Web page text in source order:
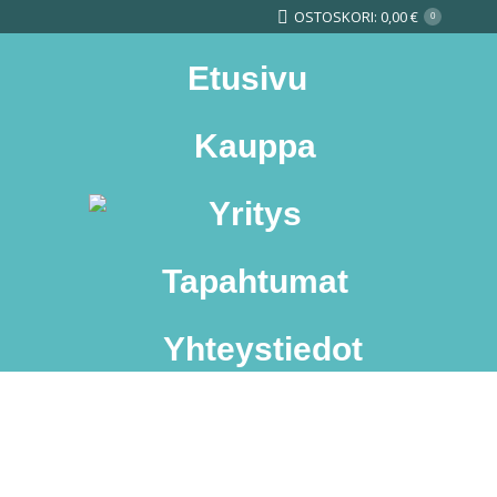
OSTOSKORI: 0,00€ 0
Etusivu
Kauppa
Yritys
Tapahtumat
Yhteystiedot